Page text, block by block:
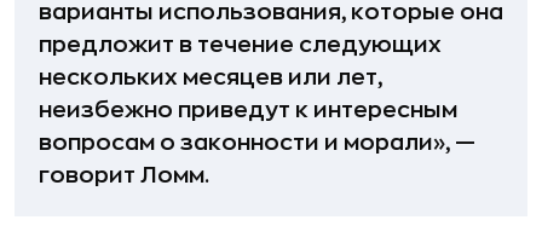
варианты использования, которые она
предложит в течение следующих
нескольких месяцев или лет,
неизбежно приведут к интересным
вопросам о законности и морали», —
говорит Ломм.